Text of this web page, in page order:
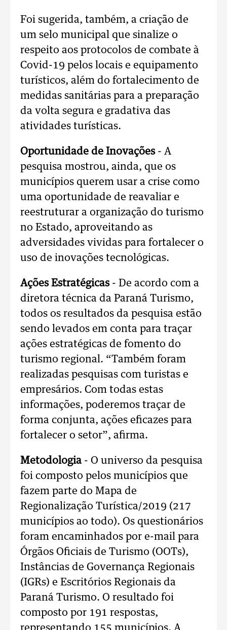
Foi sugerida, também, a criação de
um selo municipal que sinalize o
respeito aos protocolos de combate à
Covid-19 pelos locais e equipamento
turísticos, além do fortalecimento de
medidas sanitárias para a preparação
da volta segura e gradativa das
atividades turísticas.
Oportunidade de Inovações- A
pesquisa mostrou, ainda, que os
municípios querem usar a crise como
uma oportunidade de reavaliar e
reestruturar a organização do turismo
no Estado, aproveitando as
adversidades vividas para fortalecer o
uso de inovações tecnológicas.
Ações Estratégicas- De acordo com a
diretora técnica da Paraná Turismo,
todos os resultados da pesquisa estão
sendo levados em conta para traçar
ações estratégicas de fomento do
turismo regional. “Também foram
realizadas pesquisas com turistas e
empresários. Com todas estas
informações, poderemos traçar de
forma conjunta, ações eficazes para
fortalecer o setor”, afirma.
Metodologia - O universo da pesquisa
foi composto pelos municípios que
fazem parte do Mapa de
Regionalização Turística/2019 (217
municípios ao todo). Os questionários
foram encaminhados por e-mail para
Órgãos Oficiais de Turismo (OOTs),
Instâncias de Governança Regionais
(IGRs) e Escritórios Regionais da
Paraná Turismo. O resultado foi
composto por 191 respostas,
representando 155 municípios. A